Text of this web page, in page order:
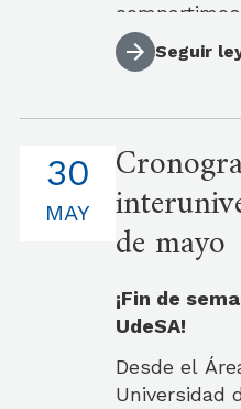
de semana
programados.
Seguir
30
MAY
de mayo
¡Fin de
UdeSA!
Desde el
Universidad
Natacion
Voley
Olimpiadas UdeSA
Otras Actividades
Noticias ADAU